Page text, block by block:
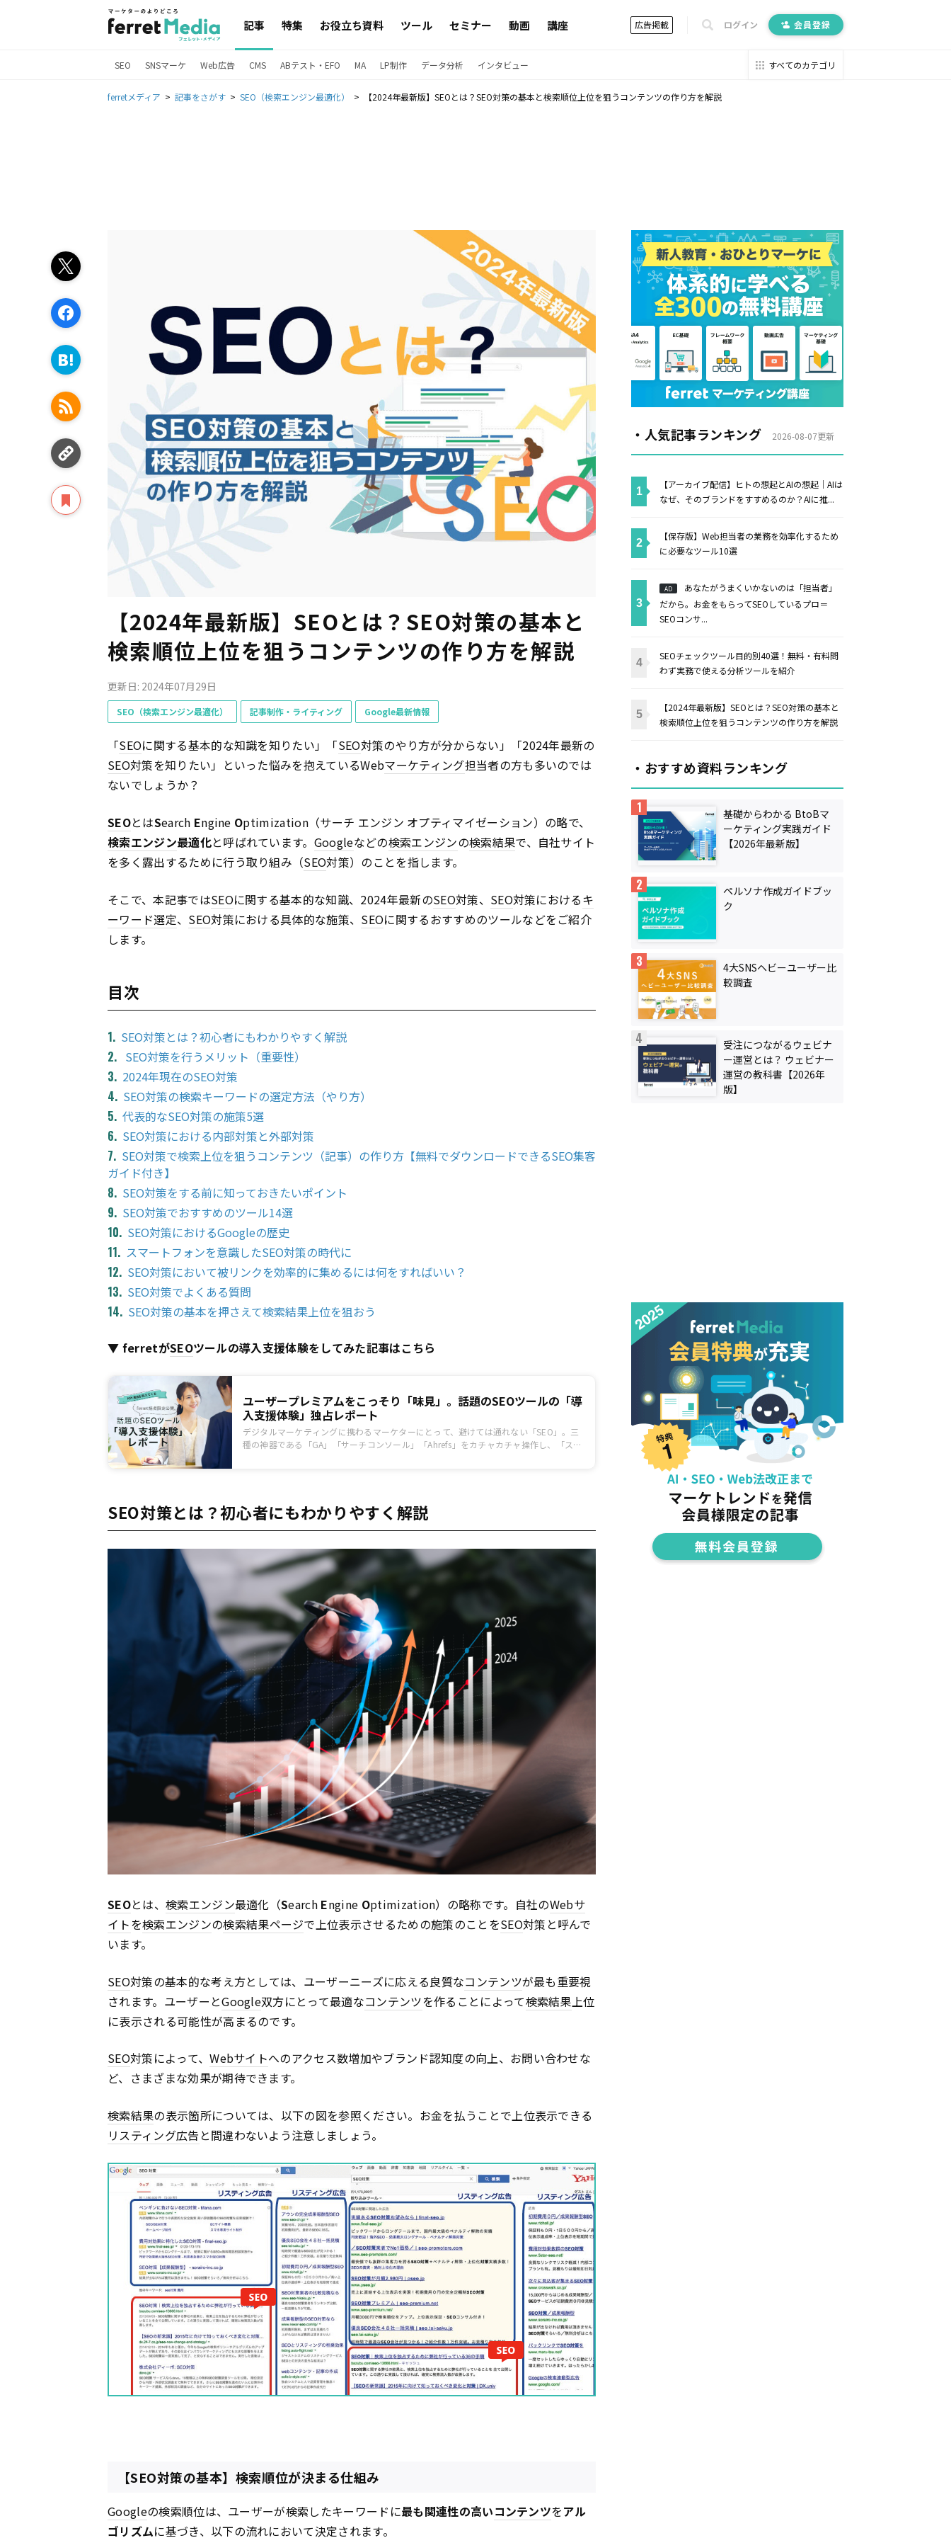
記事 特集 お役立ち資料 ツール セミナー 動画 講座 広告掲載 ログイン 会員登録
SEO SNSマーケ Web広告 CMS ABテスト・EFO MA LP制作 データ分析 インタビュー すべてのカテゴリ
ferretメディア 記事をさがす SEO（検索エンジン最適化） 【2024年最新版】SEOとは？SEO対策の基本と検索順位上位を狙うコンテンツの作り方を解説
【2024年最新版】SEOとは？SEO対策の基本と
検索順位上位を狙うコンテンツの作り方を解説
更新日: 2024年07月29日
SEO（検索エンジン最適化） 記事制作・ライティング Google最新情報
「SEOに関する基本的な知識を知りたい」「SEO対策のやり方が分からない」「2024年最新の
SEO対策を知りたい」といった悩みを抱えているWebマーケティング担当者の方も多いのでは
ないでしょうか？
SEOとはSearch Engine Optimization（サーチ エンジン オプティマイゼーション）の略で、
検索エンジン最適化と呼ばれています。 Googleなどの検索エンジンの検索結果で、自社サイト
を多く露出するために行う取り組み（SEO対策）のことを指します。
そこで、本記事ではSEOに関する基本的な知識、2024年最新のSEO対策、 SEO対策におけるキ
ーワード選定、 SEO対策における具体的な施策、 SEOに関するおすすめのツールなどをご紹介
します。
目次
SEO対策とは？初心者にもわかりやすく解説
SEO対策を行うメリット（重要性）
2024年現在のSEO対策
SEO対策の検索キーワードの選定方法（やり方）
代表的なSEO対策の施策5選
SEO対策における内部対策と外部対策
SEO対策で検索上位を狙うコンテンツ（記事）の作り方【無料でダウンロードできるSEO集客
ガイド付き】
SEO対策をする前に知っておきたいポイント
SEO対策でおすすめのツール14選
SEO対策におけるGoogleの歴史
スマートフォンを意識したSEO対策の時代に
SEO対策において被リンクを効率的に集めるには何をすればいい？
SEO対策でよくある質問
SEO対策の基本を押さえて検索結果上位を狙おう
▼ ferretがSEOツールの導入支援体験をしてみた記事はこちら
ユーザープレミアムをこっそり「味見」。話題のSEOツールの「導
入支援体験」独占レポート
デジタルマーケティングに携わるマーケターにとって、避けては通れない「SEO」。三
種の神器である「GA」「サーチコンソール」「Ahrefs」をカチャカチャ操作し、「スプ
SEO対策とは？初心者にもわかりやすく解説
SEOとは、 検索エンジン最適化（Search Engine Optimization）の略称です。自社のWebサ
イトを検索エンジンの検索結果ページで上位表示させるための施策のことをSEO対策と呼んで
います。
SEO対策の基本的な考え方としては、ユーザーニーズに応える良質なコンテンツが最も重要視
されます。ユーザーとGoogle双方にとって最適なコンテンツを作ることによって検索結果 上位
に表示される可能性が高まるのです。
SEO対策によって、Webサイトへのアクセス数増加やブランド認知度の向上、お問い合わせな
ど、さまざまな効果が期待できます。
検索結果の表示箇所については、以下の図を参照ください。お金を払うことで上位表示できる
リスティング広告 と間違わないよう注意しましょう。
【SEO対策の基本】検索順位が決まる仕組み
Googleの検索順位は、ユーザーが検索したキーワードに最も関連性の高いコンテンツをアル
ゴリズムに基づき、以下の流れにおいて決定されます。
・人気記事ランキング 2026-08-07更新
【アーカイブ配信】ヒトの想起とAIの想起｜AIは
なぜ、そのブランドをすすめるのか？AIに推...
【保存版】Web担当者の業務を効率化するため
に必要なツール10選
AD
あなたがうまくいかないのは「担当者」
だから。お金をもらってSEOしているプロ＝
SEOコンサ...
SEOチェックツール目的別40選！無料・有料問
わず実務で使える分析ツールを紹介
【2024年最新版】SEOとは？SEO対策の基本と
検索順位上位を狙うコンテンツの作り方を解説
・おすすめ資料ランキング
基礎からわかる BtoBマ
ーケティング実践ガイド
【2026年最新版】
ペルソナ作成ガイドブッ
ク
4大SNSヘビーユーザー比
較調査
受注につながるウェビナ
ー運営とは？ ウェビナー
運営の教科書【2026年
版】